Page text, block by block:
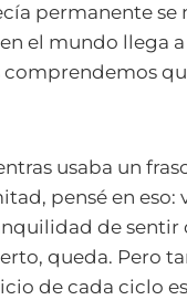
permanente se
el mundo llega a
comprendemos
usaba un
pensé en eso:
de sentir
queda. Pero
de cada ciclo